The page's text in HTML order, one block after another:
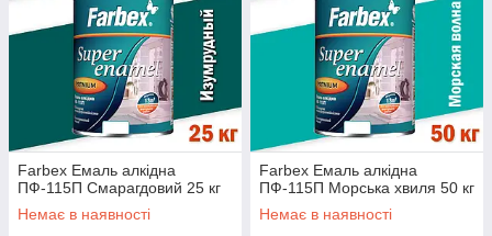
Farbex Емаль алкідна
ПФ-115П Смарагдовий 25 кг
Немає в наявності
Farbex Емаль алкідна
ПФ-115П Морська хвиля 50 кг
Немає в наявності